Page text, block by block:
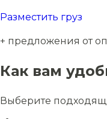
Разместить груз
+ предложения от
Как вам
Выберите